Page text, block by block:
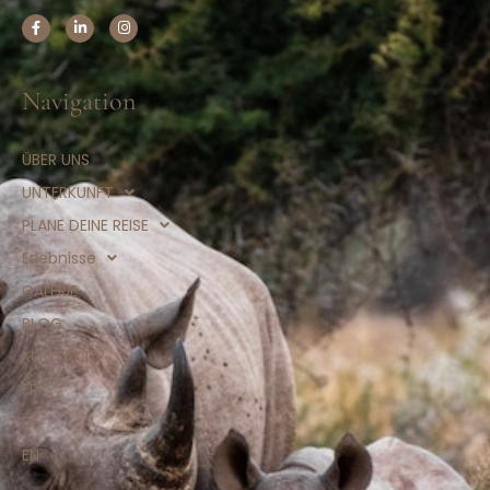
Navigation
ÜBER UNS
UNTERKUNFT
PLANE DEINE REISE
Erlebnisse
GALERIE
BLOG
KONTAKT
FR
DE
EN